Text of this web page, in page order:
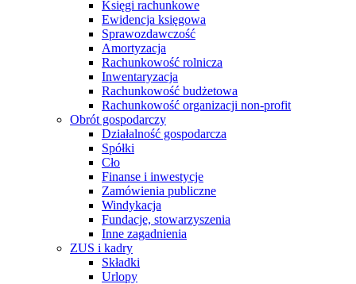
Księgi rachunkowe
Ewidencja księgowa
Sprawozdawczość
Amortyzacja
Rachunkowość rolnicza
Inwentaryzacja
Rachunkowość budżetowa
Rachunkowość organizacji non-profit
Obrót gospodarczy
Działalność gospodarcza
Spółki
Cło
Finanse i inwestycje
Zamówienia publiczne
Windykacja
Fundacje, stowarzyszenia
Inne zagadnienia
ZUS i kadry
Składki
Urlopy